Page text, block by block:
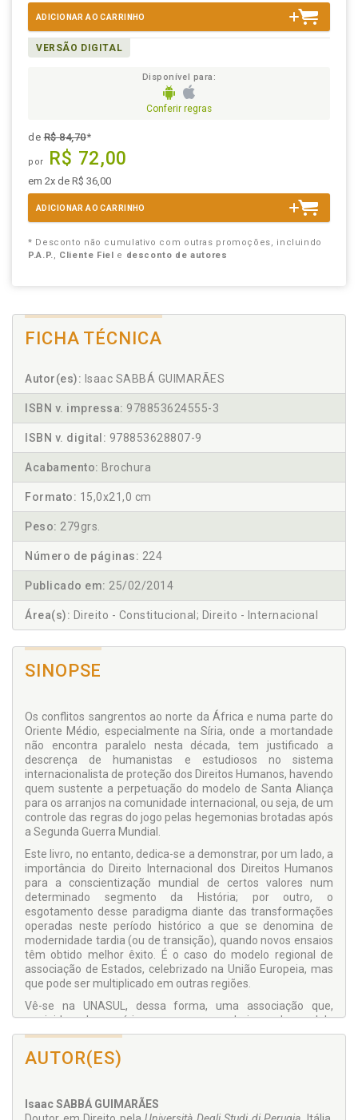
ADICIONAR AO CARRINHO
VERSÃO DIGITAL
Disponível para:
Conferir regras
deR$ 84,70*
por R$ 72,00
em 2x de R$ 36,00
ADICIONAR AO CARRINHO
* Desconto não cumulativo com outras promoções, incluindo
P.A.P., Cliente Fiel e desconto de autores
FICHA TÉCNICA
Autor(es): Isaac SABBÁ GUIMARÃES
ISBN v. impressa: 978853624555-3
ISBN v. digital: 978853628807-9
Acabamento: Brochura
Formato: 15,0x21,0 cm
Peso: 279grs.
Número de páginas: 224
Publicado em: 25/02/2014
Área(s): Direito - Constitucional; Direito - Internacional
SINOPSE
Os conflitos sangrentos ao norte da África e numa parte do
Oriente Médio, especialmente na Síria, onde a mortandade
não encontra paralelo nesta década, tem justificado a
descrença de humanistas e estudiosos no sistema
internacionalista de proteção dos Direitos Humanos, havendo
quem sustente a perpetuação do modelo de Santa Aliança
para os arranjos na comunidade internacional, ou seja, de um
controle das regras do jogo pelas hegemonias brotadas após
a Segunda Guerra Mundial.
Este livro, no entanto, dedica-se a demonstrar, por um lado, a
importância do Direito Internacional dos Direitos Humanos
para a conscientização mundial de certos valores num
determinado segmento da História; por outro, o
esgotamento desse paradigma diante das transformações
operadas neste período histórico a que se denomina de
modernidade tardia (ou de transição), quando novos ensaios
têm obtido melhor êxito. É o caso do modelo regional de
associação de Estados, celebrizado na União Europeia, mas
que pode ser multiplicado em outras regiões.
Vê-se na UNASUL, dessa forma, uma associação que,
corrigidos alguns vícios, como os que derivam do modelo
vestefaliano, poderá minimizar as diferenças regionais,
materiais, educacionais, de saúde e de qualidade de vida,
convergindo para novos rumos de proteção aos Direitos
AUTOR(ES)
Isaac SABBÁ GUIMARÃES